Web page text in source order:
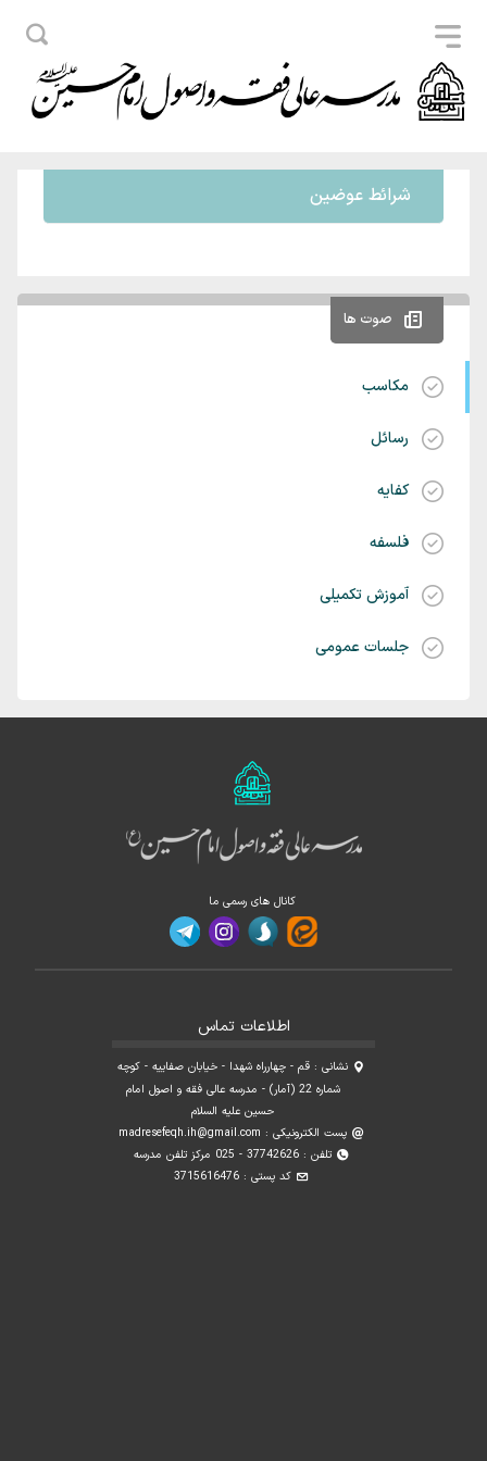
صوت ها
مکاسب
رسائل
کفایه
فلسفه
آموزش تکمیلی
جلسات عمومی
شرائط عوضین
کانال های رسمی ما
اطلاعات تماس
نشانی : قم - چهارراه شهدا - خیابان صفاییه - کوچه
شماره 22 (آمار) - مدرسه عالی فقه و اصول امام
حسین علیه السلام
پست الکترونیکی : madresefeqh.ih@gmail.com
تلفن : 37742626 - 025 مرکز تلفن مدرسه
کد پستی : 3715616476